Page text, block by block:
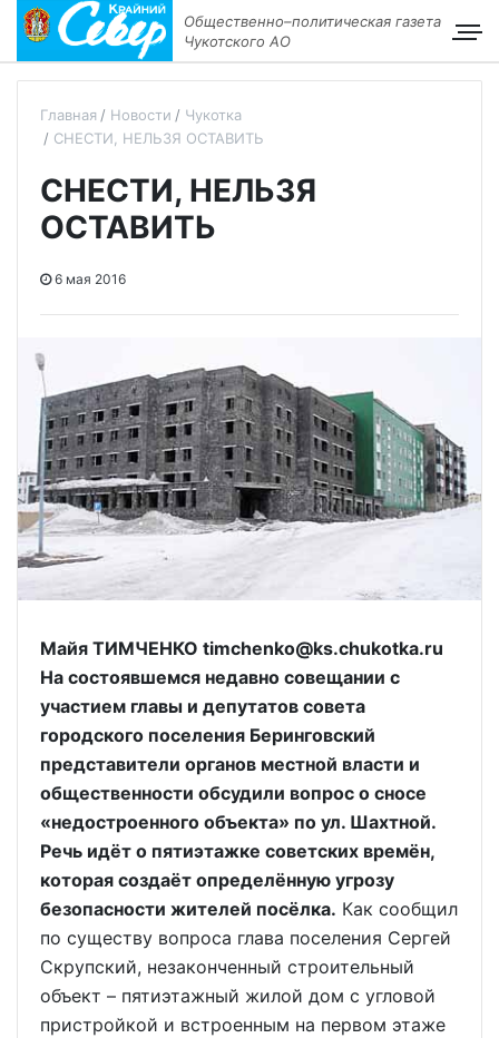
Общественно–политическая газета
Чукотского АО
Главная Новости
Чукотка
СНЕСТИ, НЕЛЬЗЯ ОСТАВИТЬ
СНЕСТИ, НЕЛЬЗЯ
ОСТАВИТЬ
6 мая 2016
Майя ТИМЧЕНКО timchenko@ks.chukotka.ru
На состоявшемся недавно совещании с
участием главы и депутатов совета
городского поселения Беринговский
представители органов местной власти и
общественности обсудили вопрос о сносе
«недостроенного объекта» по ул. Шахтной.
Речь идёт о пятиэтажке советских времён,
которая создаёт определённую угрозу
безопасности жителей посёлка. Как сообщил
по существу вопроса глава поселения Сергей
Скрупский, незаконченный строительный
объект – пятиэтажный жилой дом с угловой
пристройкой и встроенным на первом этаже